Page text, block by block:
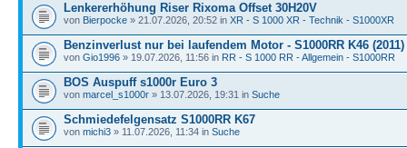
Lenkererhöhung Riser Rixoma Offset 30H20V
von Bierpocke » 21.07.2026, 20:52 in XR - S 1000 XR - Technik - S1000XR
Benzinverlust nur bei laufendem Motor - S1000RR K46 (2011)
von Gio1996 » 19.07.2026, 11:56 in RR - S 1000 RR - Allgemein - S1000RR
BOS Auspuff s1000r Euro 3
von marcel_s1000r » 13.07.2026, 19:31 in Suche
Schmiedefelgensatz S1000RR K67
von michi3 » 11.07.2026, 11:34 in Suche